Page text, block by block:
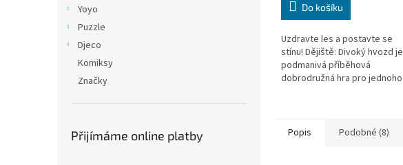
Yoyo
Puzzle
Djeco
Komiksy
Značky
Přijímáme online platby
Do košíku
Uzdravte les a postavte se
stínu! Dějiště: Divoký hvozd je
podmanivá příběhová
dobrodružná hra pro jednoho
Popis Podobné (8)